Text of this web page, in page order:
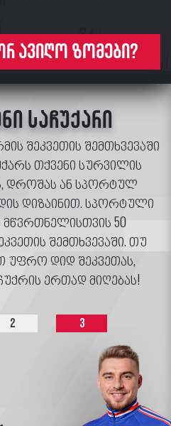
ავიღო ზომები?
საჩუქარი
შეკვეთის შემთხვევაში
თქვენი სურვილის
დროშას ან სპორტულ
დიზაინით. სპორტული
მწვრთნელისთვის 50
შემთხვევაში. თუ
უფრო დიდ შეკვეთას,
ერთად მიღებას!
2 3